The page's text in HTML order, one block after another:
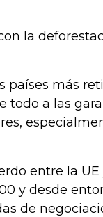
la
países más
todo a las
entre la UE
y desde
de